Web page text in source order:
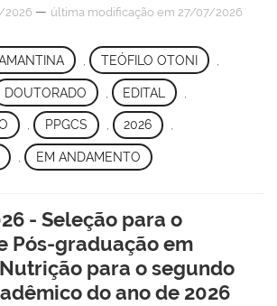
— última modificação em 27/07/2026
TEÓFILO OTONI
DOUTORADO EDITAL
, PPGCS , 2026 ,
EM ANDAMENTO
- Seleção para o
Pós-graduação em
para o segundo
do ano de 2026